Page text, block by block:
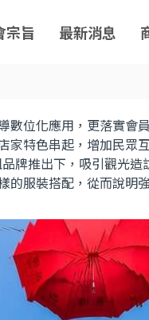
宗旨 最新消息
位化應用，更落實會
特色串起，增加民眾
牌推出下，吸引觀光
服裝搭配，從而說明